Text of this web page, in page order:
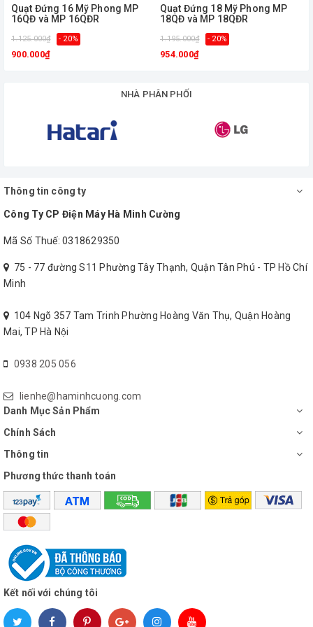
Trọng
remote
không hẹn
vềQuạt Đứng LiOA mà quý khách quan tâm.
Quạt Đứng 16 Mỹ Phong MP
16QĐ và MP 16QĐR
1.125.000₫ - 20%
900.000₫
Quạt Đứng 18 Mỹ Phong MP
18QĐ và MP 18QĐR
1.195.000₫ - 20%
954.000₫
NHÀ PHÂN PHỐI
Thông tin công ty
Công Ty CP Điện Máy Hà Minh Cường
Mã Số Thuế: 0318629350
75 - 77 đường S11 Phường Tây Thạnh, Quận Tân Phú - TP Hồ Chí
Minh
104 Ngõ 357 Tam Trinh Phường Hoàng Văn Thụ, Quận Hoàng
Mai, TP Hà Nội
0938 205 056
lienhe@haminhcuong.com
Danh Mục Sản Phẩm
Chính Sách
Thông tin
Phương thức thanh toán
Kết nối với chúng tôi